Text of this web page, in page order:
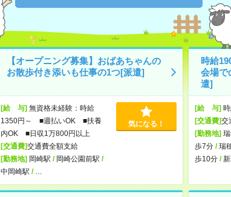
【オープニング募集】おばあちゃんの
お散歩付き添いも仕事の1つ[派遣]
[給 与]無資格未経験：時給
1350円～ ■週払いOK ■扶養
内OK ■日収1万800円以上
[交通費]交通費全額支給
[勤務地]岡崎駅 / 岡崎公園前駅 /
中岡崎駅 /
気になる！
時給
会場で
遣]
[給 与]時
[交通費]交
[勤務地]瑞
歩7分/瑞
歩10分/